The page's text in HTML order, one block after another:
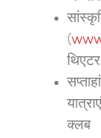
(
क्लब